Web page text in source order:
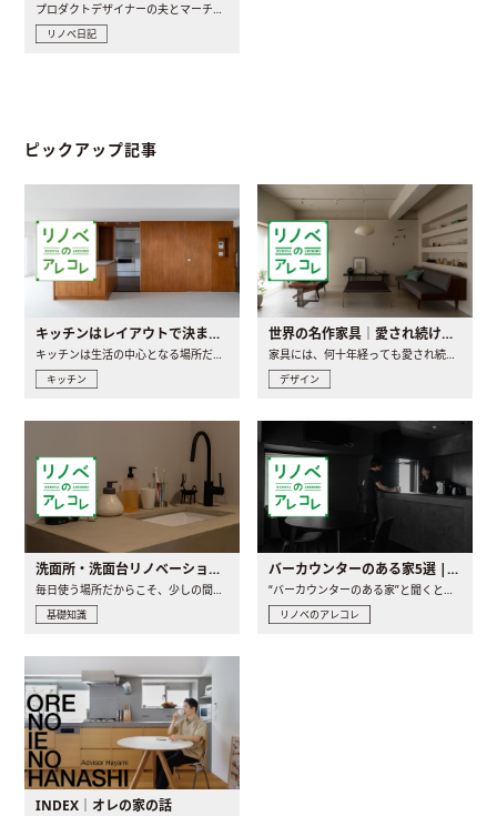
プロダクトデザイナーの夫とマーチャンダイザーの妻が、夫婦で..
リノベ日記
ピックアップ記事
キッチンはレイアウトで決まる。後悔しないための考え方と選び方
キッチン
世界の名作家具｜愛され続ける理由と一生モノとの出会い方
デザイン
洗面所・洗面台リノベーションの事例と間取りアイデア
毎日使う場所だからこそ、少しの間取りの工夫や素材の選び方で..
基礎知識
バーカウンターのある家5選 | 日常に馴染む“距離の近い”キッチンとは
“バーカウンターのある家”と聞くと、少し特別な、大人のための..
リノベのアレコレ
INDEX｜オレの家の話